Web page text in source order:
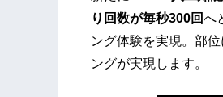
り回数が毎秒300回へ
ング体験を実現。部
ングが実現します。